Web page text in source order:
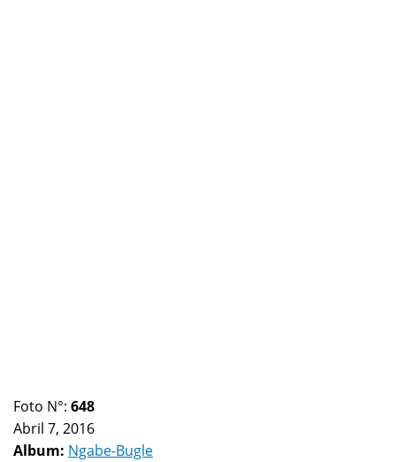
Foto N°: 648
Abril 7, 2016
Album: Ngabe-Bugle